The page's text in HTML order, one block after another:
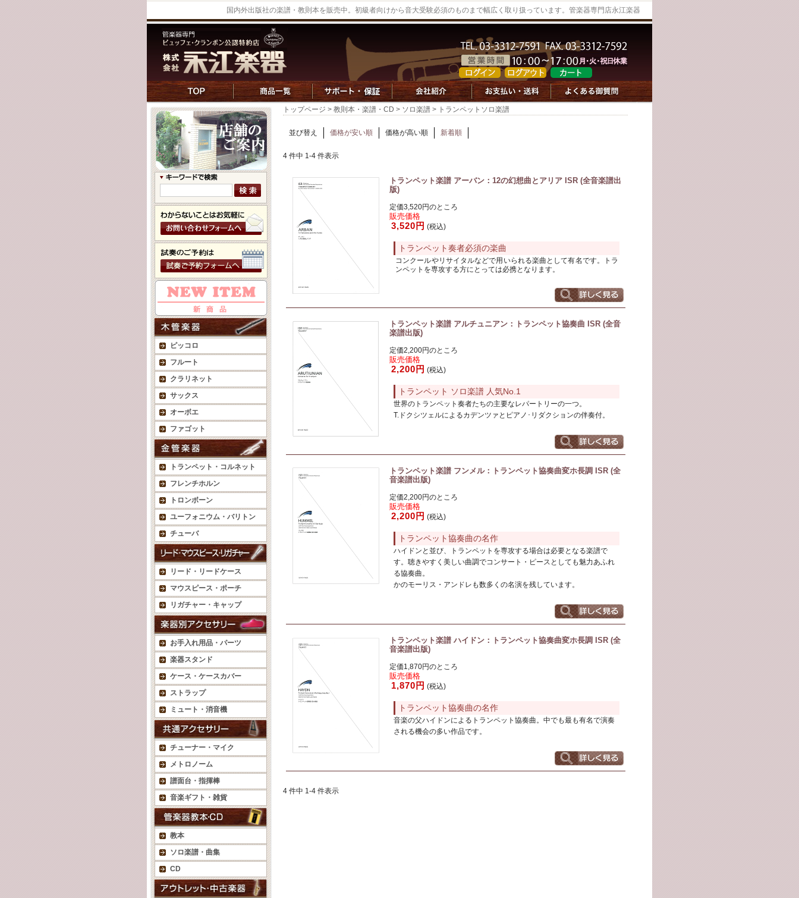
国内外出版社の楽譜・教則本を販売中。初級者向けから音大受験必須のものまで幅広く取り扱っています。管楽器専門店永江楽器
ピッコロ
フルート
クラリネット
サックス
オーボエ
ファゴット
トランペット・コルネット
フレンチホルン
トロンボーン
ユーフォニウム・バリトン
チューバ
リード・リードケース
マウスピース・ポーチ
リガチャー・キャップ
お手入れ用品・パーツ
楽器スタンド
ケース・ケースカバー
ストラップ
ミュート・消音機
チューナー・マイク
メトロノーム
譜面台・指揮棒
音楽ギフト・雑貨
教本
ソロ楽譜・曲集
CD
トップページ > 教則本・楽譜・CD > ソロ楽譜 > トランペットソロ楽譜
並び替え 価格が安い順 価格が高い順 新着順
4 件中 1-4 件表示
トランペット楽譜 アーバン：12の幻想曲とアリア ISR (全音楽譜出
版)
定価3,520円のところ
販売価格
3,520円 (税込)
トランペット奏者必須の楽曲
コンクールやリサイタルなどで用いられる楽曲として有名です。トラ
ンペットを専攻する方にとっては必携となります。
トランペット楽譜 アルチュニアン：トランペット協奏曲 ISR (全音
楽譜出版)
定価2,200円のところ
販売価格
2,200円 (税込)
トランペット ソロ楽譜 人気No.1
世界のトランペット奏者たちの主要なレパートリーの一つ。
T.ドクシツェルによるカデンツァとピアノ･リダクションの伴奏付。
トランペット楽譜 フンメル：トランペット協奏曲変ホ長調 ISR (全
音楽譜出版)
定価2,200円のところ
販売価格
2,200円 (税込)
トランペット協奏曲の名作
ハイドンと並び、トランペットを専攻する場合は必要となる楽譜で
す。聴きやすく美しい曲調でコンサート・ピースとしても魅力あふれ
る協奏曲。
かのモーリス・アンドレも数多くの名演を残しています。
トランペット楽譜 ハイドン：トランペット協奏曲変ホ長調 ISR (全
音楽譜出版)
定価1,870円のところ
販売価格
1,870円 (税込)
トランペット協奏曲の名作
音楽の父ハイドンによるトランペット協奏曲。中でも最も有名で演奏
される機会の多い作品です。
4 件中 1-4 件表示